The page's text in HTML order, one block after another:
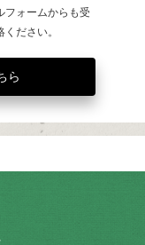
フォームからも受
ださい。
ら